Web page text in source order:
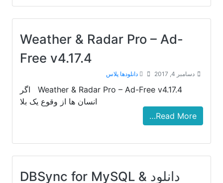
Weather & Radar Pro – Ad-
Free v4.17.4
دسامبر 4, 2017 دانلودها پلاس
Weather & Radar Pro – Ad-Free v4.17.4 اگر
انسان ها از وقوع یک بلا
Read More…
دانلود DBSync for MySQL &